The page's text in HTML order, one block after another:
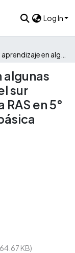
Log In
algunas
sur
en 5°
KB)